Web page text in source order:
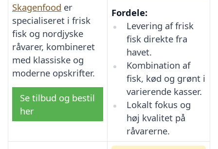
Skagenfood er
specialiseret i frisk
fisk og nordjyske
råvarer, kombineret
med klassiske og
moderne opskrifter.
Se tilbud og bestil
her
Fordele:
Levering af frisk
fisk direkte fra
havet.
Kombination af
fisk, kød og grønt i
varierende kasser.
Lokalt fokus og
høj kvalitet på
råvarerne.